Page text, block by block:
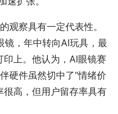
观察具有一定代表性。
，年中转向AI玩具，最
上。他认为，AI眼镜赛
硬件虽然切中了“情绪价
很高，但用户留存率具有